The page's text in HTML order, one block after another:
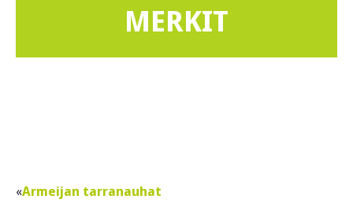
MERKIT
Armeijan tarranauhat